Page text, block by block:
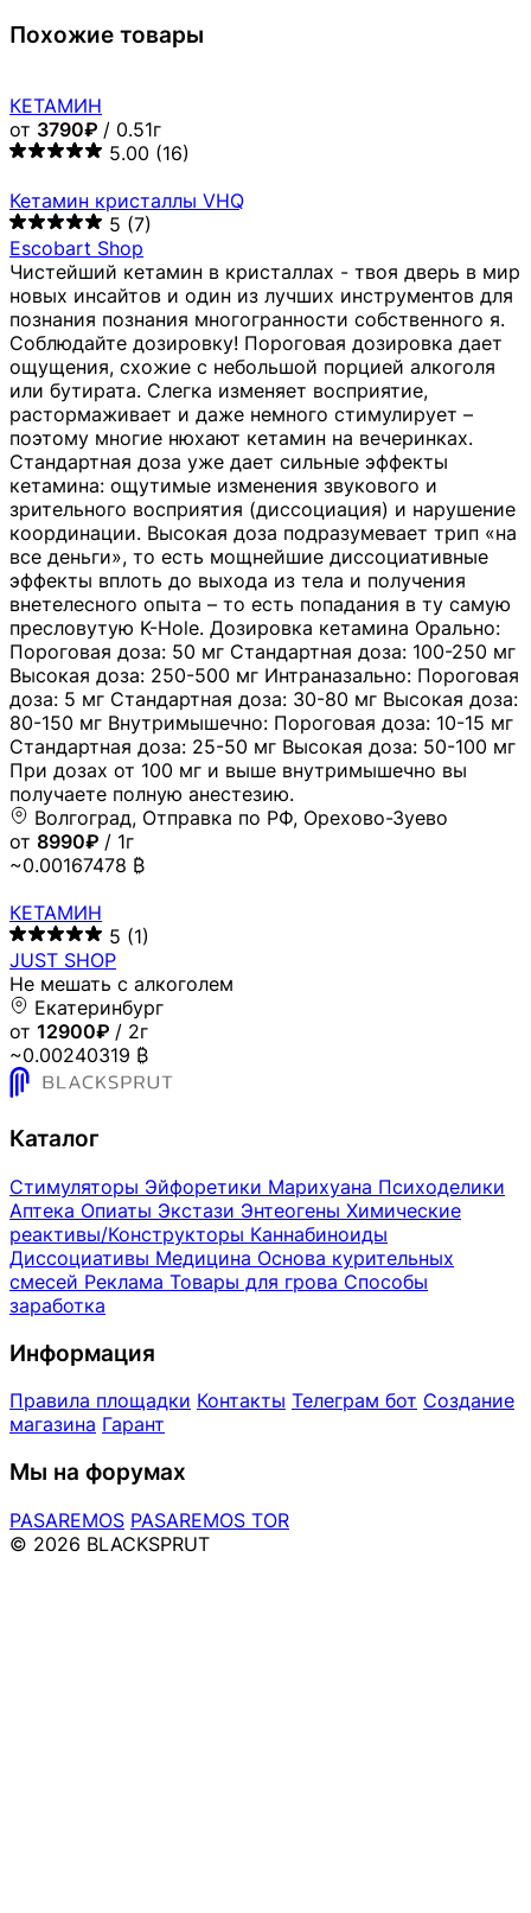
Похожие товары
КЕТАМИН
от 3790₽ / 0.51г
5.00 (16)
Кетамин кристаллы VHQ
5 (7)
Escobart Shop
Чистейший кетамин в кристаллах - твоя дверь в мир
новых инсайтов и один из лучших инструментов для
познания познания многогранности собственного я.
Соблюдайте дозировку! Пороговая дозировка дает
ощущения, схожие с небольшой порцией алкоголя
или бутирата. Слегка изменяет восприятие,
растормаживает и даже немного стимулирует –
поэтому многие нюхают кетамин на вечеринках.
Стандартная доза уже дает сильные эффекты
кетамина: ощутимые изменения звукового и
зрительного восприятия (диссоциация) и нарушение
координации. Высокая доза подразумевает трип «на
все деньги», то есть мощнейшие диссоциативные
эффекты вплоть до выхода из тела и получения
внетелесного опыта – то есть попадания в ту самую
пресловутую K-Hole. Дозировка кетамина Орально:
Пороговая доза: 50 мг Стандартная доза: 100-250 мг
Высокая доза: 250-500 мг Интраназально: Пороговая
доза: 5 мг Стандартная доза: 30-80 мг Высокая доза:
80-150 мг Внутримышечно: Пороговая доза: 10-15 мг
Стандартная доза: 25-50 мг Высокая доза: 50-100 мг
При дозах от 100 мг и выше внутримышечно вы
получаете полную анестезию.
Волгоград, Отправка по РФ, Орехово-Зуево
от 8990₽ / 1г
~0.00167478 ₿
КЕТАМИН
5 (1)
JUST SHOP
Не мешать с алкоголем
Екатеринбург
от 12900₽ / 2г
~0.00240319 ₿
Каталог
Стимуляторы Эйфоретики Марихуана Психоделики
Аптека Опиаты Экстази Энтеогены Химические
реактивы/Конструкторы Каннабиноиды
Диссоциативы Медицина Основа курительных
смесей Реклама Товары для грова Способы
заработка
Информация
Правила площадки Контакты Телеграм бот Создание
магазина Гарант
Мы на форумах
PASAREMOS PASAREMOS TOR
© 2026 BLACKSPRUT